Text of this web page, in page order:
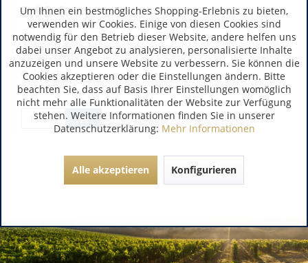
3,99 €
inkl. MwSt.
0.5 Liter(7,98 € / 1 Liter)
Art.-Nr.: 5500
Verfügbar
Um Ihnen ein bestmögliches Shopping-Erlebnis zu bieten,
verwenden wir Cookies. Einige von diesen Cookies sind
notwendig für den Betrieb dieser Website, andere helfen uns
dabei unser Angebot zu analysieren, personalisierte Inhalte
anzuzeigen und unsere Website zu verbessern. Sie können die
Cookies akzeptieren oder die Einstellungen ändern. Bitte
beachten Sie, dass auf Basis Ihrer Einstellungen womöglich
nicht mehr alle Funktionalitäten der Website zur Verfügung
stehen. Weitere Informationen finden Sie in unserer
Datenschutzerklärung: Mehr Informationen
Alle akzeptieren Konfigurieren